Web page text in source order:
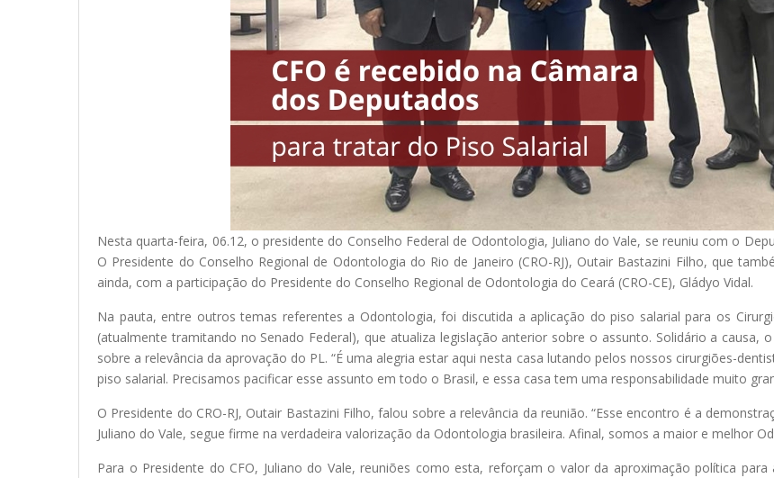
Nesta quarta-feira, 06.12, o presidente do Conselho Federal de Odontologia, Juliano do Vale, se reuniu com o
O Presidente do Conselho Regional de Odontologia do Rio de Janeiro (CRO-RJ), Outair Bastazini Filho, que
ainda, com a participação do Presidente do Conselho Regional de Odontologia do Ceará (CRO-CE), Gládyo Vidal.
Na pauta, entre outros temas referentes a Odontologia, foi discutida a aplicação do piso salarial para os
(atualmente tramitando no Senado Federal), que atualiza legislação anterior sobre o assunto. Solidário a causa,
sobre a relevância da aprovação do PL. “É uma alegria estar aqui nesta casa lutando pelos nossos cirurgiões-
piso salarial. Precisamos pacificar esse assunto em todo o Brasil, e essa casa tem uma responsabilidade muito
O Presidente do CRO-RJ, Outair Bastazini Filho, falou sobre a relevância da reunião. “Esse encontro é a
Juliano do Vale, segue firme na verdadeira valorização da Odontologia brasileira. Afinal, somos a maior e melhor
Para o Presidente do CFO, Juliano do Vale, reuniões como esta, reforçam o valor da aproximação política